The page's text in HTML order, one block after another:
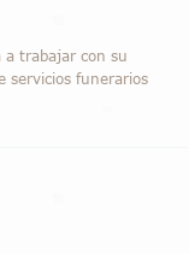
a trabajar con su
servicios funerarios